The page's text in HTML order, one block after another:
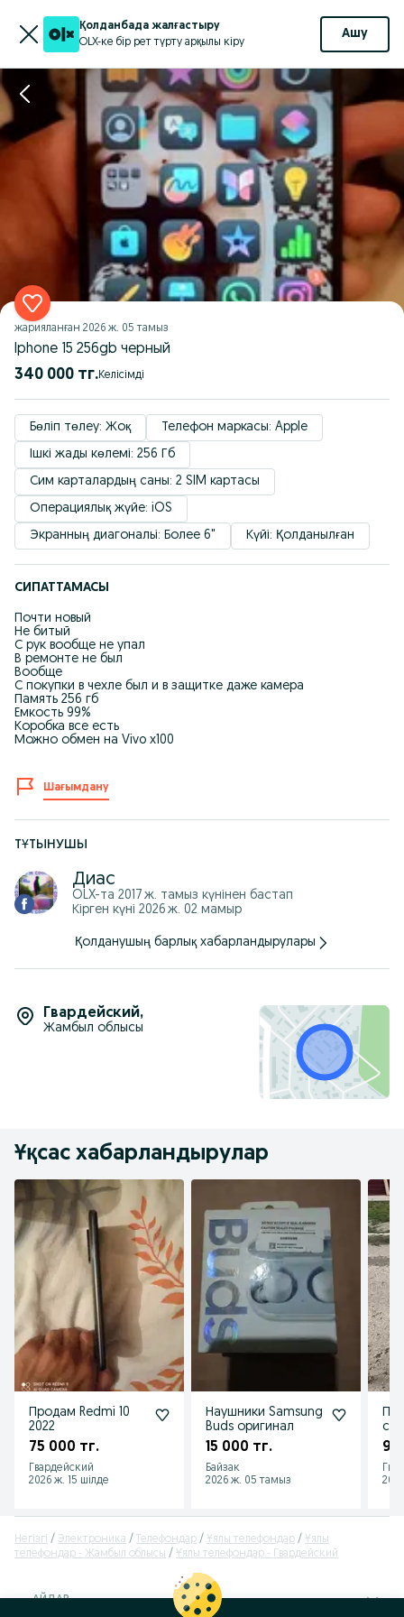
Қолданбада жалғастыру
OLX-ке бір рет түрту арқылы кіру
Ашу
жарияланған 2026 ж. 05 тамыз
Iphone 15 256gb черный
340 000 тг. Келісімді
Бөліп төлеу: Жоқ
Телефон маркасы: Apple
Ішкі жады көлемі: 256 Гб
Сим карталардың саны: 2 SIM картасы
Операциялық жүйе: iOS
Экранның диагональі: Более 6"
Күйі: Қолданылған
СИПАТТАМАСЫ
Почти новый
Не битый
С рук вообще не упал
В ремонте не был
Вообще
С покупки в чехле был и в защитке даже камера
Память 256 гб
Емкость 99%
Коробка все есть
Можно обмен на Vivo x100
Шағымдану
ТҰТЫНУШЫ
Диас
OLX-та 2017 ж. тамыз күнінен бастап
Кірген күні 2026 ж. 02 мамыр
Қолданушың барлық хабарландырулары
Гвардейский,
Жамбыл облысы
Ұқсас хабарландырулар
Продам Redmi 10
2022
75 000 тг.
Гвардейский
2026 ж. 15 шілде
Наушники Samsung
Buds оригинал
15 000 тг.
Байзак
2026 ж. 05 тамыз
90
Негізгі Электроника Телефондар Ұялы телефондар
Ұялы
телефондар - Жамбыл облысы
Ұялы телефондар - Гвардейский
АЙДАР